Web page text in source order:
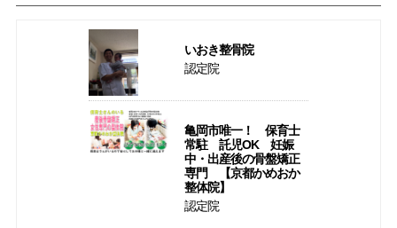
いおき整骨院
認定院
亀岡市唯一！ 保育士
常駐 託児OK 妊娠
中・出産後の骨盤矯正
専門 【京都かめおか
整体院】
認定院